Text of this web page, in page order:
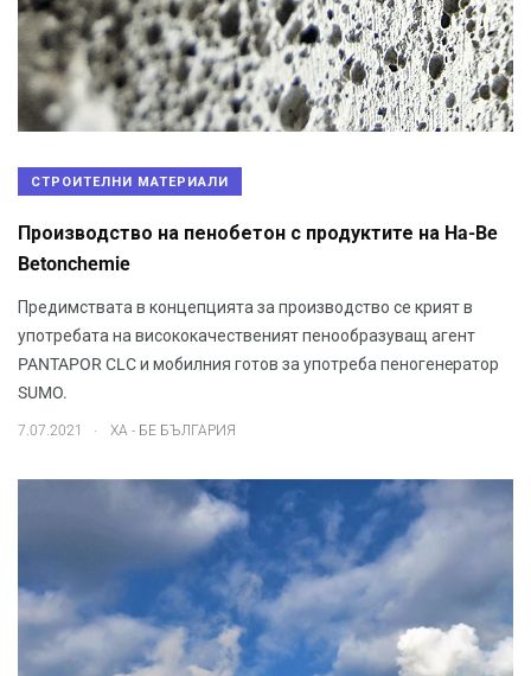
СТРОИТЕЛНИ МАТЕРИАЛИ
Производство на пенобетон с продуктите на Ha-Be
Betonchemie
Предимствата в концепцията за производство се крият в
употребата на висококачественият пенообразуващ агент
PANTAPOR CLC и мобилния готов за употреба пеногенeратор
SUMO.
7.07.2021 ХА - БЕ БЪЛГАРИЯ